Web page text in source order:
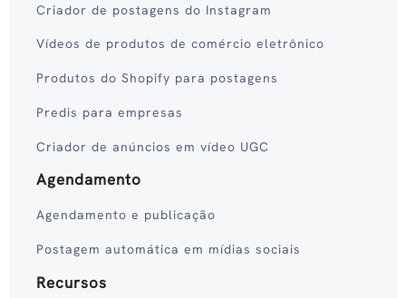
Criador de postagens do Instagram
Vídeos de produtos de comércio eletrônico
Produtos do Shopify para postagens
Predis para empresas
Criador de anúncios em vídeo UGC
Agendamento
Agendamento e publicação
Postagem automática em mídias sociais
Recursos